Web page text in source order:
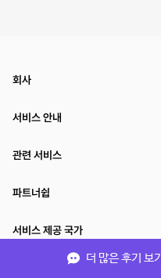
더 많은 후기 보기
회사
서비스 안내
관련 서비스
파트너쉽
서비스 제공 국가